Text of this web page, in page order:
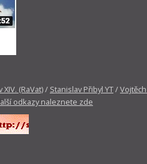
XIV. (RaVat)/ Stanislav Přibyl YT/
odkazy naleznete zde